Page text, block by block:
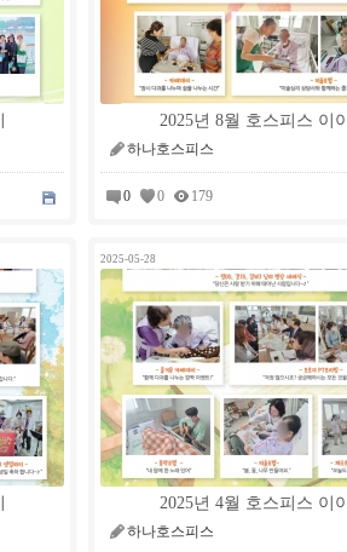
2025년 8월 호스피스 이
하나호스피스
0 0 179
2025-05-28
2025년 4월 호스피스 이
하나호스피스